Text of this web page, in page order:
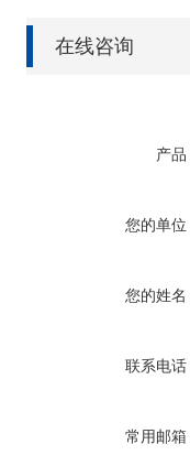
在线咨询
产品
您的单位
您的姓名
联系电话
常用邮箱